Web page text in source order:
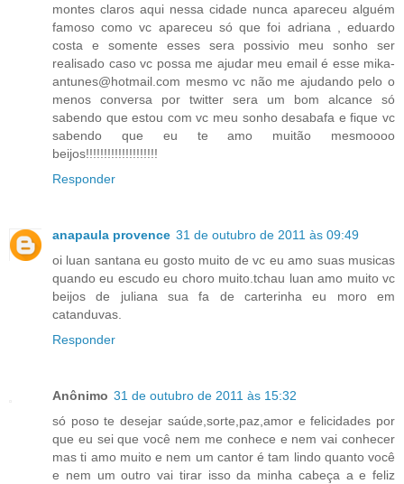
montes claros aqui nessa cidade nunca apareceu alguém
famoso como vc apareceu só que foi adriana , eduardo
costa e somente esses sera possivio meu sonho ser
realisado caso vc possa me ajudar meu email é esse mika-
antunes@hotmail.com mesmo vc não me ajudando pelo o
menos conversa por twitter sera um bom alcance só
sabendo que estou com vc meu sonho desabafa e fique vc
sabendo que eu te amo muitão mesmoooo
beijos!!!!!!!!!!!!!!!!!!!!
Responder
anapaula provence 31 de outubro de 2011 às 09:49
oi luan santana eu gosto muito de vc eu amo suas musicas
quando eu escudo eu choro muito.tchau luan amo muito vc
beijos de juliana sua fa de carterinha eu moro em
catanduvas.
Responder
Anônimo 31 de outubro de 2011 às 15:32
só poso te desejar saúde,sorte,paz,amor e felicidades por
que eu sei que você nem me conhece e nem vai conhecer
mas ti amo muito e nem um cantor é tam lindo quanto você
e nem um outro vai tirar isso da minha cabeça a e feliz